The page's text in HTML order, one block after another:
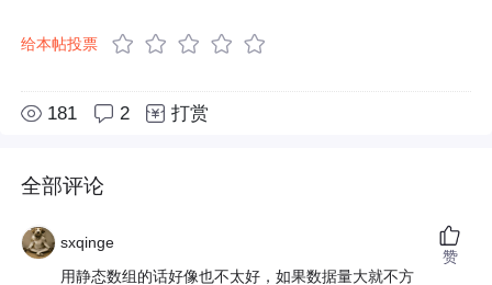
给本帖投票
181 2 打赏
全部评论
sxqinge
用静态数组的话好像也不太好，如果数据量大就不方
赞